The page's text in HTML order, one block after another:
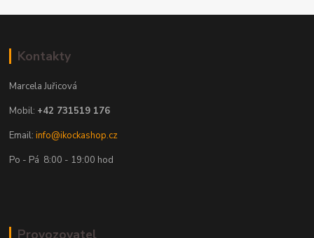
Kontakty
Marcela Juřicová
Mobil: +42 731519 176
Email:info@ikockashop.cz
Po - Pá 8:00 - 19:00 hod
Provozovatel